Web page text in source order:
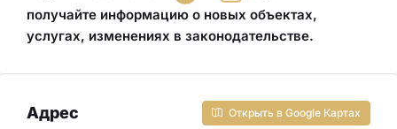
получайте информацию о новых объектах,
услугах, изменениях в законодательстве.
Адрес Открыть в Google Картах